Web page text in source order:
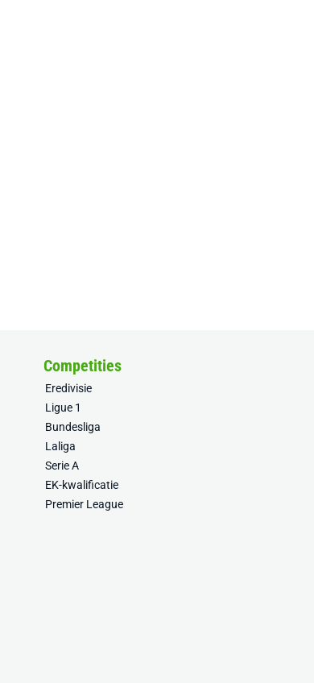
Competities
Eredivisie
Ligue 1
Bundesliga
Laliga
Serie A
EK-kwalificatie
Premier League